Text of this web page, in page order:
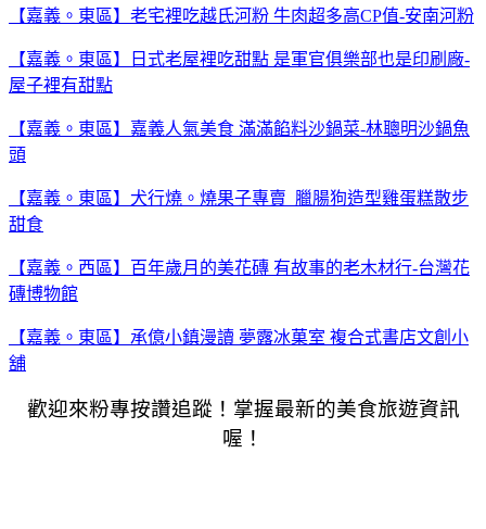
【嘉義。東區】老宅裡吃越氏河粉 牛肉超多高CP值-安南河粉
【嘉義。東區】日式老屋裡吃甜點 是軍官俱樂部也是印刷廠-
屋子裡有甜點
【嘉義。東區】嘉義人氣美食 滿滿餡料沙鍋菜-林聰明沙鍋魚
頭
【嘉義。東區】犬行燒。燒果子專賣 臘腸狗造型雞蛋糕散步
甜食
【嘉義。西區】百年歲月的美花磚 有故事的老木材行-台灣花
磚博物館
【嘉義。東區】承億小鎮漫讀 夢露冰菓室 複合式書店文創小
舖
歡迎來粉專按讚追蹤！掌握最新的美食旅遊資訊
喔！